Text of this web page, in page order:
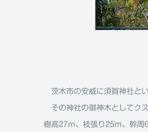
茨木市の安威に須賀神社とい
その神社の御神木としてク
樹高27ｍ、枝張り25ｍ、幹周